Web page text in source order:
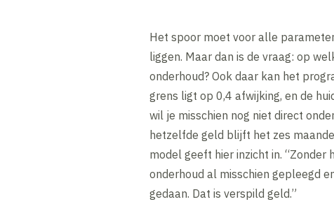
Het spoor moet voor alle
liggen. Maar dan is de vraag: op
onderhoud? Ook daar kan het
grens ligt op 0,4 afwijking, en de
wil je misschien nog niet direct
hetzelfde geld blijft het zes
model geeft hier inzicht in. “Zonder
onderhoud al misschien gepleegd
gedaan. Dat is verspild geld.”